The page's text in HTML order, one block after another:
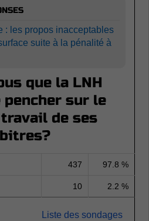
: les propos inacceptables
suite à la pénalité à
que la LNH
sur le
de ses
437 97.8 %
10 2.2 %
Liste des sondages